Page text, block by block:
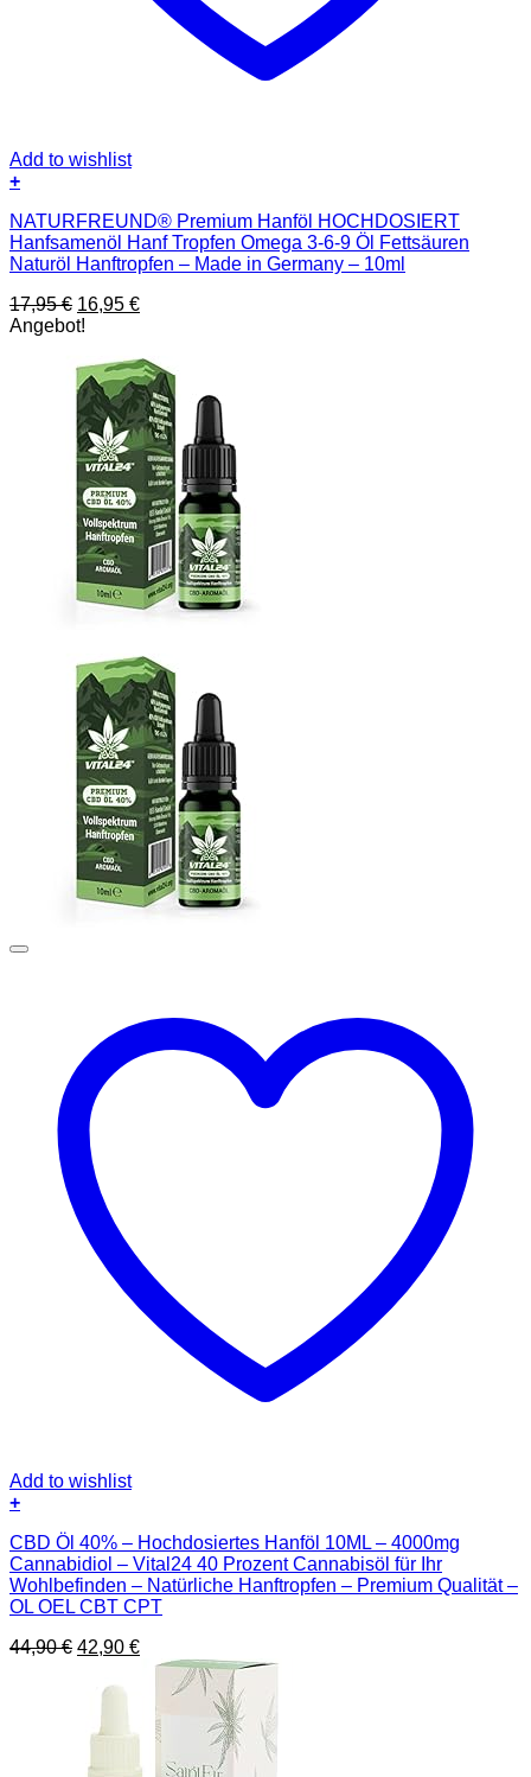
Add to wishlist
+
NATURFREUND® Premium Hanföl HOCHDOSIERT
Hanfsamenöl Hanf Tropfen Omega 3-6-9 Öl Fettsäuren
Naturöl Hanftropfen – Made in Germany – 10ml
17,95€ Ursprünglicher
Preis
17,95 €
16,95 €Aktueller
16,95 €.
Angebot!
Add to wishlist
+
CBD Öl 40% – Hochdosiertes Hanföl 10ML – 4000mg
Cannabidiol – Vital24 40 Prozent Cannabisöl für Ihr
Wohlbefinden – Natürliche Hanftropfen – Premium Qualität –
OL OEL CBT CPT
44,90€ Ursprünglicher
war:
42,90 €Aktueller
Preis